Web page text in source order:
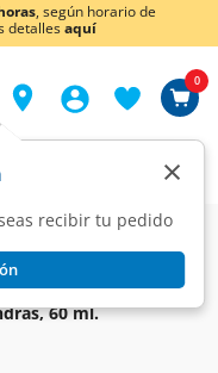
, según horario de
detallesaquí
recibir tu pedido
×
0
y Cuidado Corporal
60 ml.